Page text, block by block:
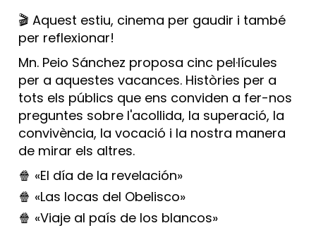
🎬 Aquest estiu, cinema per gaudir i també
per reflexionar!
Mn. Peio Sánchez proposa cinc pel·lícules
per a aquestes vacances. Històries per a
tots els públics que ens conviden a fer-nos
preguntes sobre l'acollida, la superació, la
convivència, la vocació i la nostra manera
de mirar els altres.
🍿 «El día de la revelación»
🍿 «Las locas del Obelisco»
🍿 «Viaje al país de los blancos»